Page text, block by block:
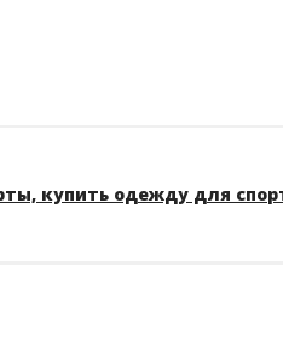
купить одежду для